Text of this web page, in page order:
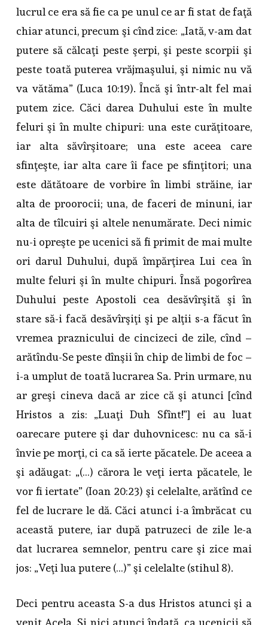
lucrul ce era să fie ca pe unul ce ar fi stat de faţă
chiar atunci, precum şi cînd zice: „Iată, v-am dat
putere să călcaţi peste şerpi, şi peste scorpii şi
peste toată puterea vrăjmaşului, şi nimic nu vă
va vătăma” (Luca 10:19). Încă şi într-alt fel mai
putem zice. Căci darea Duhului este în multe
feluri şi în multe chipuri: una este curăţitoare,
iar alta săvîrşitoare; una este aceea care
sfinţeşte, iar alta care îi face pe sfinţitori; una
este dătătoare de vorbire în limbi străine, iar
alta de proorocii; una, de faceri de minuni, iar
alta de tîlcuiri şi altele nenumărate. Deci nimic
nu-i opreşte pe ucenici să fi primit de mai multe
ori darul Duhului, după împărţirea Lui cea în
multe feluri şi în multe chipuri. Însă pogorîrea
Duhului peste Apostoli cea desăvîrşită şi în
stare să-i facă desăvîrşiţi şi pe alţii s-a făcut în
vremea praznicului de cincizeci de zile, cînd –
arătîndu-Se peste dînşii în chip de limbi de foc –
i-a umplut de toată lucrarea Sa. Prin urmare, nu
ar greşi cineva dacă ar zice că şi atunci [cînd
Hristos a zis: „Luaţi Duh Sfînt!”] ei au luat
oarecare putere şi dar duhovnicesc: nu ca să-i
învie pe morţi, ci ca să ierte păcatele. De aceea a
şi adăugat: „(…) cărora le veţi ierta păcatele, le
vor fi iertate” (Ioan 20:23) şi celelalte, arătînd ce
fel de lucrare le dă. Căci atunci i-a îmbrăcat cu
această putere, iar după patruzeci de zile le-a
dat lucrarea semnelor, pentru care şi zice mai
jos: „Veţi lua putere (…)” şi celelalte (stihul 8).
Deci pentru aceasta S-a dus Hristos atunci şi a
venit Acela. Şi nici atunci îndată, ca ucenicii să